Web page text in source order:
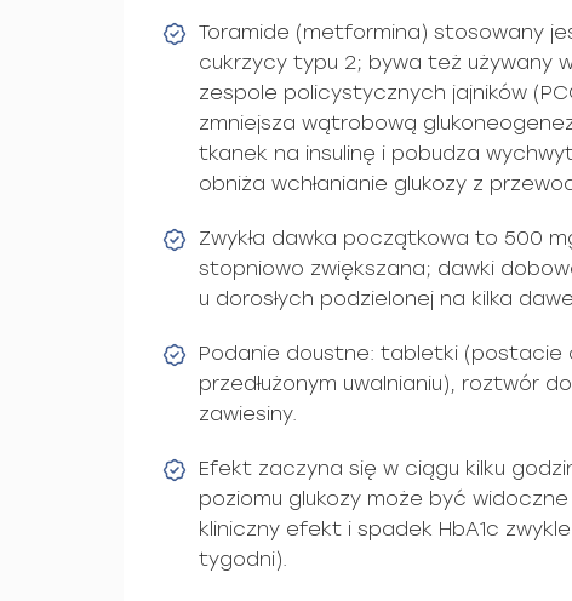
Toramide (metformina) stosowany
cukrzycy typu 2; bywa też używany
zespole policystycznych jajników
zmniejsza wątrobową
tkanek na insulinę i pobudza
obniża wchłanianie glukozy z
Zwykła dawka początkowa to 500
stopniowo zwiększana; dawki
u dorosłych podzielonej na kilka
Podanie doustne: tabletki (postacie
przedłużonym uwalnianiu), roztwór
zawiesiny.
Efekt zaczyna się w ciągu kilku
poziomu glukozy może być
kliniczny efekt i spadek HbA1c
tygodni).